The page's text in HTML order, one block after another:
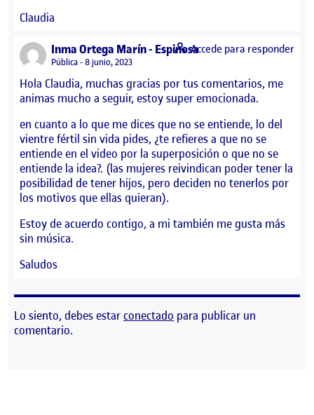
Claudia
Inma Ortega Marín - Espinosasays:
Visibilidad:
Pública 8 junio, 2023
Hola Claudia, muchas gracias por tus comentarios, me
animas mucho a seguir, estoy super emocionada.
en cuanto a lo que me dices que no se entiende, lo del
vientre fértil sin vida pides, ¿te refieres a que no se
entiende en el video por la superposición o que no se
entiende la idea?. (las mujeres reivindican poder tener la
posibilidad de tener hijos, pero deciden no tenerlos por
los motivos que ellas quieran).
Estoy de acuerdo contigo, a mi también me gusta más
sin música.
Saludos
Accede para responder
Lo siento, debes estarconectado para publicar un
comentario.